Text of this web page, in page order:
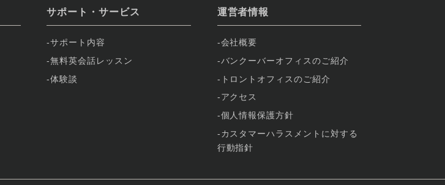
サポート・サービス
サポート内容
無料英会話レッスン
体験談
運営者情報
会社概要
バンクーバーオフィスのご紹介
トロントオフィスのご紹介
アクセス
個人情報保護方針
カスタマーハラスメントに対する
行動指針